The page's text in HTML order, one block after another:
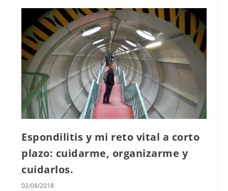
Espondilitis y mi reto vital a corto
plazo: cuidarme, organizarme y
cuidarlos.
02/08/2018